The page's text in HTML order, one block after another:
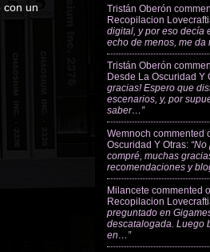
con un
Tristán Oberón
Recopilacion
digital, y por eso decía
echo de menos, me
Tristán Oberón
Desde La Oscuridad Y
gracias! Espero que
escenarios, y, por
saber…”
Wemnoch commented
Oscuridad Y Otras:
compré, muchas
recomendaciones y
Milancete commented
Recopilacion
preguntado en
descatalogada. Luego
en…”